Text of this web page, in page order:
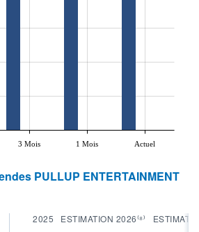
3 Mois 1 Mois Actuel
PULLUP ENTERTAINMENT
2025 ESTIMATION 2026⁽⁸⁾